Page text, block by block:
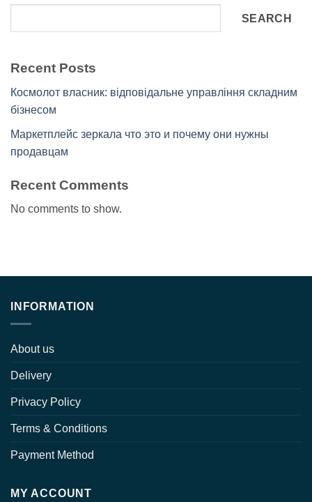
SEARCH
Recent Posts
Космолот власник: відповідальне управління складним
бізнесом
Маркетплейс зеркала что это и почему они нужны
продавцам
Recent Comments
No comments to show.
INFORMATION
About us
Delivery
Privacy Policy
Terms & Conditions
Payment Method
MY ACCOUNT